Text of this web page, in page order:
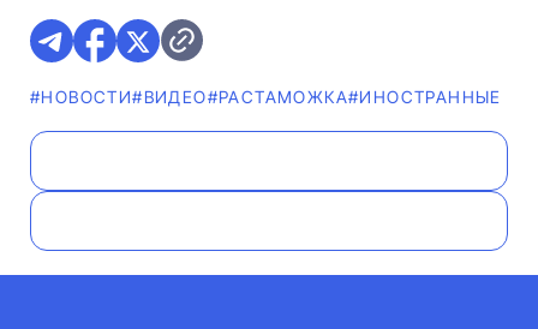
#НОВОСТИ#ВИДЕО#РАСТАМОЖКА#ИНОСТРАННЫЕ